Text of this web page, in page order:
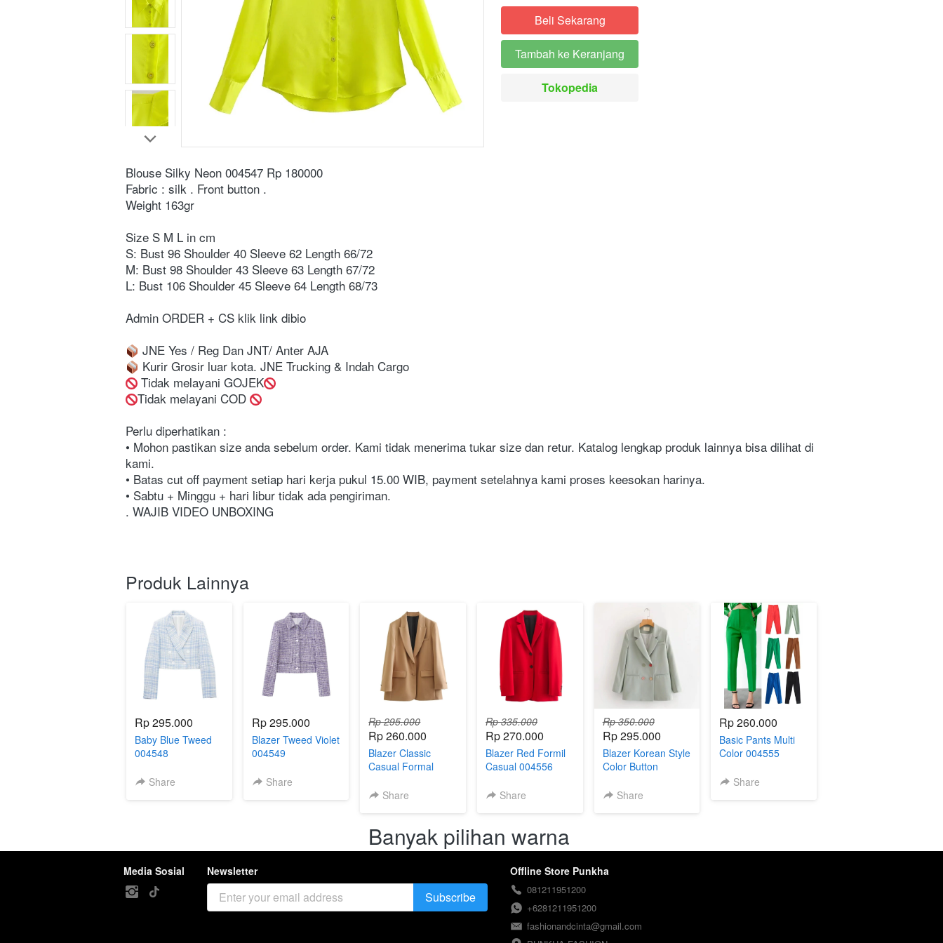
`Beli Sekarang
`
Tambah ke Keranjang
`
Tokopedia
Blouse Silky Neon 004547 Rp 180000 ⁣
Fabric : silk . Front button .
Weight 163gr ⁣
Size S M L in cm ⁣
S: Bust 96 Shoulder 40 Sleeve 62 Length 66/72⁣
M: Bust 98 Shoulder 43 Sleeve 63 Length 67/72⁣
L: Bust 106 Shoulder 45 Sleeve 64 Length 68/73⁣
⁣⁣⁣⁣⁣⁣⁣⁣⁣Admin ORDER + CS klik link dibio⁣⁣⁣⁣⁣⁣⁣⁣⁣⁣⁣⁣⁣⁣⁣⁣⁣⁣⁣⁣⁣⁣⁣⁣⁣⁣⁣⁣
JNE Yes / Reg Dan JNT⁣⁣⁣⁣⁣⁣⁣⁣⁣⁣⁣⁣⁣⁣⁣⁣⁣⁣⁣⁣⁣⁣⁣⁣⁣⁣⁣/ Anter AJA⁣
Kurir Grosir luar kota. JNE Trucking & Indah Cargo⁣⁣⁣⁣⁣⁣⁣⁣⁣⁣⁣⁣⁣⁣⁣⁣⁣⁣⁣⁣⁣⁣⁣⁣⁣⁣⁣⁣
Tidak melayani GOJEK
Tidak melayani COD
Perlu diperhatikan :⁣⁣⁣⁣⁣⁣⁣⁣⁣⁣⁣⁣⁣⁣⁣⁣⁣⁣⁣⁣⁣⁣⁣⁣⁣⁣⁣⁣⁣⁣⁣⁣⁣
• Mohon pastikan size anda sebelum order. Kami tidak menerima tukar size dan retur. Katalog lengkap produk lainnya bisa dilihat di
kami.⁣⁣⁣⁣⁣⁣⁣⁣⁣⁣⁣⁣⁣⁣⁣⁣⁣⁣⁣⁣⁣⁣⁣⁣⁣⁣⁣⁣⁣⁣⁣⁣⁣
• Batas cut off payment setiap hari kerja pukul 15.00 WIB, payment setelahnya kami proses keesokan harinya. ⁣⁣⁣⁣⁣⁣⁣⁣⁣⁣⁣⁣⁣⁣⁣⁣⁣⁣⁣⁣⁣⁣⁣⁣⁣⁣⁣⁣⁣⁣⁣⁣
• Sabtu + Minggu + hari libur tidak ada pengiriman. ⁣⁣⁣⁣⁣⁣⁣⁣⁣⁣⁣⁣⁣⁣⁣⁣⁣⁣⁣⁣⁣⁣⁣⁣⁣⁣⁣⁣⁣⁣⁣⁣
. WAJIB VIDEO UNBOXING
Produk Lainnya
Rp 295.000
Baby Blue Tweed
004548
Share
Rp 295.000
Blazer Tweed Violet
004549
Share
Rp 295.000
Rp 260.000
Blazer Classic
Casual Formal
Share
Rp 335.000
Rp 270.000
Blazer Red Formil
Casual 004556
Share
Rp 350.000
Rp 295.000
Blazer Korean Style
Color Button
Share
Rp 260.000
Basic Pants Multi
Color 004555
Share
Banyak pilihan warna
Media Sosial
Newsletter
`
Subscribe
Offline Store Punkha
081211951200
+6281211951200
fashionandcinta@gmail.com